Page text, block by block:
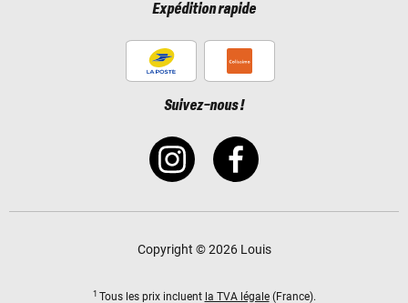
Expédition rapide
Suivez-nous !
Copyright © 2026 Louis
1 Tous les prix incluent la TVA légale(France).